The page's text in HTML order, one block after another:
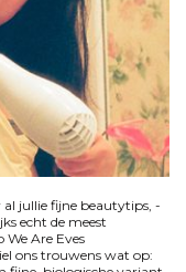
al jullie fijne beautytips, -
echt de meest
Are Eves
ons trouwens wat op: